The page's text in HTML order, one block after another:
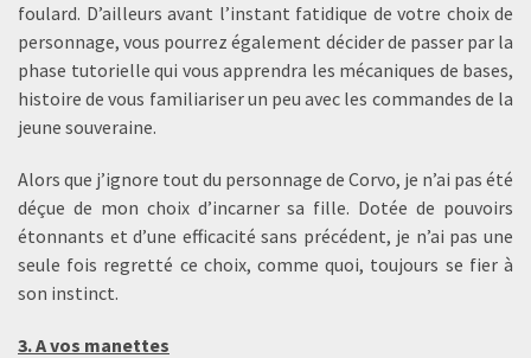
foulard. D’ailleurs avant l’instant fatidique de votre choix de
personnage, vous pourrez également décider de passer par la
phase tutorielle qui vous apprendra les mécaniques de bases,
histoire de vous familiariser un peu avec les commandes de la
jeune souveraine.
Alors que j’ignore tout du personnage de Corvo, je n’ai pas été
déçue de mon choix d’incarner sa fille. Dotée de pouvoirs
étonnants et d’une efficacité sans précédent, je n’ai pas une
seule fois regretté ce choix, comme quoi, toujours se fier à
son instinct.
3. A vos manettes